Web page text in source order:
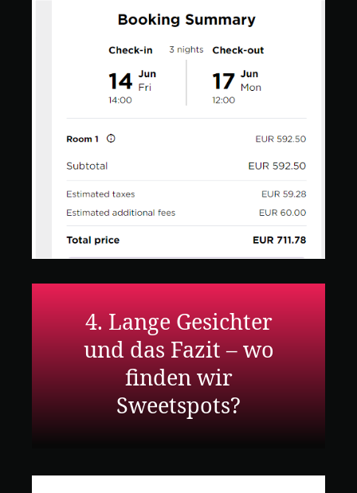
4. Lange Gesichter
und das Fazit – wo
finden wir
Sweetspots?